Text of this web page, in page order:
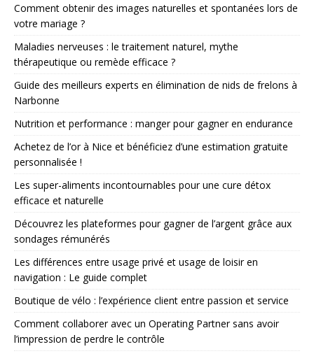
Comment obtenir des images naturelles et spontanées lors de
votre mariage ?
Maladies nerveuses : le traitement naturel, mythe
thérapeutique ou remède efficace ?
Guide des meilleurs experts en élimination de nids de frelons à
Narbonne
Nutrition et performance : manger pour gagner en endurance
Achetez de l’or à Nice et bénéficiez d’une estimation gratuite
personnalisée !
Les super-aliments incontournables pour une cure détox
efficace et naturelle
Découvrez les plateformes pour gagner de l’argent grâce aux
sondages rémunérés
Les différences entre usage privé et usage de loisir en
navigation : Le guide complet
Boutique de vélo : l’expérience client entre passion et service
Comment collaborer avec un Operating Partner sans avoir
l’impression de perdre le contrôle